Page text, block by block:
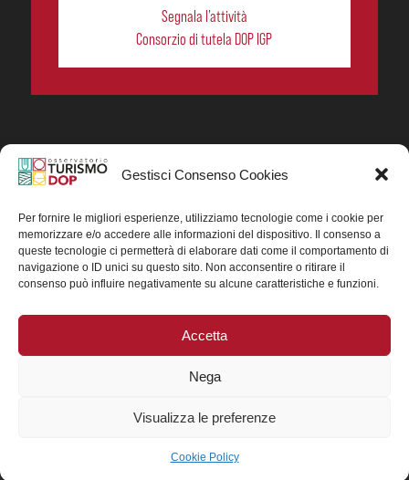
Gestisci Consenso Cookies
Per fornire le migliori esperienze, utilizziamo tecnologie come i cookie per
memorizzare e/o accedere alle informazioni del dispositivo. Il consenso a
queste tecnologie ci permetterà di elaborare dati come il comportamento di
navigazione o ID unici su questo sito. Non acconsentire o ritirare il
consenso può influire negativamente su alcune caratteristiche e funzioni.
Accetta
Nega
Visualizza le preferenze
Cookie Policy
Segnala l’attività
Consorzio di tutela DOP IGP
In collaborazione ORIGIN ITALIA.
del turismo enogastronomico dei prodotti DOP IGP
italiani.
Concessione contributo MASAF DM n. 0311719 del
15/06/2023
Concessione contributo MASAF, DM n. 0016662 del
15/01/2025 (CUP J88H24002560007)
© 2025 Copyright - TurismoDOP